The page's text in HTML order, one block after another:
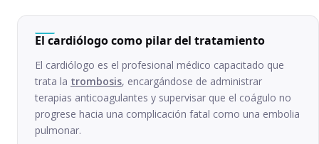
El cardiólogo como pilar del tratamiento
El cardiólogo es el profesional médico capacitado que
trata la trombosis, encargándose de administrar
terapias anticoagulantes y supervisar que el coágulo no
progrese hacia una complicación fatal como una embolia
pulmonar.